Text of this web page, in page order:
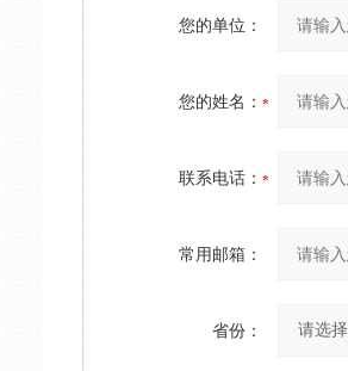
您的单位：
您的姓名：
联系电话：
常用邮箱：
省份：